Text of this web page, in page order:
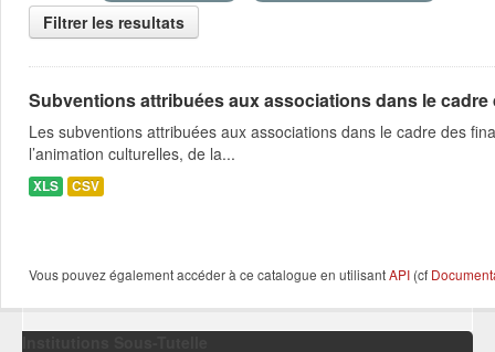
Filtrer les resultats
Subventions attribuées aux associations dans le
Les subventions attribuées aux associations dans le cadre des
l’animation culturelles, de la...
XLS CSV
Vous pouvez également accéder à ce catalogue en utilisantAPI (cf